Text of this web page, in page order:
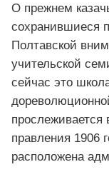
О прежнем
сохранившиеся
Полтавской
учительской
сейчас это
прослеживается
правления 1906
расположена